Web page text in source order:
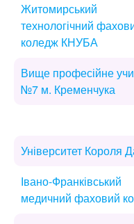
Житомирський
технологічний
коледж КНУБА
Вище професійне
№7 м. Кременчука
Університет Короля
Івано-Франківський
медичний фаховий